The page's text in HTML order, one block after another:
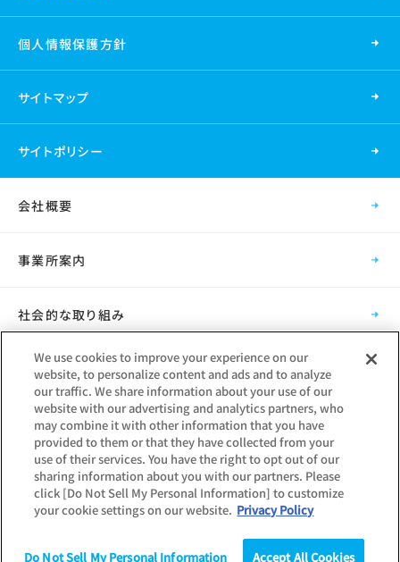
個人情報保護方針
サイトマップ
サイトポリシー
Copyright © Mynavi Corporation
会社概要
事業所案内
社会的な取り組み
採用情報
グループ会社
We use cookies to improve your experience on our
website, to personalize content and ads and to analyze
our traffic. We share information about your use of our
website with our advertising and analytics partners, who
may combine it with other information that you have
provided to them or that they have collected from your
use of their services. You have the right to opt out of our
sharing information about you with our partners. Please
click [Do Not Sell My Personal Information] to customize
your cookie settings on our website. Privacy Policy
Do Not Sell My Personal Information Accept All Cookies